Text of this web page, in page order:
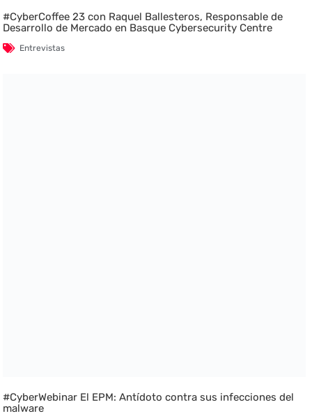
#CyberCoffee 23 con Raquel Ballesteros, Responsable de
Desarrollo de Mercado en Basque Cybersecurity Centre
Entrevistas
#CyberWebinar El EPM: Antídoto contra sus infecciones del
malware